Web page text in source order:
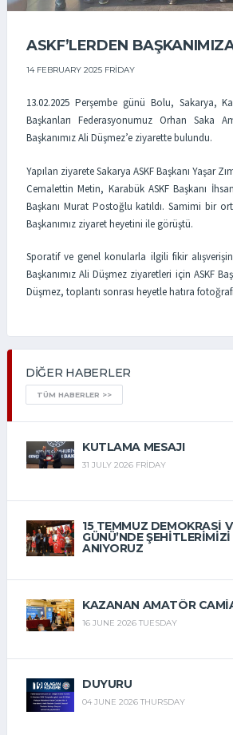
ASKF’LERDEN
14 FEBRUARY 2025 FRIDAY
13.02.2025 Perşembe günü Bolu, Sakarya,
Başkanları Federasyonumuz Orhan Saka
Başkanımız Ali Düşmez’e ziyarette bulundu.
Yapılan ziyarete Sakarya ASKF Başkanı Yaşar
Cemalettin Metin, Karabük ASKF Başkanı
Başkanı Murat Postoğlu katıldı. Samimi bir
Başkanımız ziyaret heyetini ile görüştü.
Sporatif ve genel konularla ilgili fikir
Başkanımız Ali Düşmez ziyaretleri için ASKF
Düşmez, toplantı sonrası heyetle hatıra
DIĞER HABERLER
TÜM HABERLER >>
KUTLAMA MESAJI
31 JULY 2026 FRIDAY
15 TEMMUZ DEMOKRASİ
GÜNÜ’NDE
ANIYORUZ
KAZANAN AMATÖR
16 JUNE 2026 TUESDAY
DUYURU
04 JUNE 2026 THURSDAY